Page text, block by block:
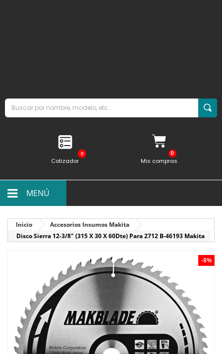
0
Cotizador Mis compras
MENÚ
Inicio
Accesorios Insumos Makita
Disco Sierra 12-3/8" (315 X 30 X 60Dte) Para 2712 B-46193 Makita
-8%